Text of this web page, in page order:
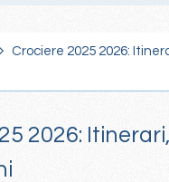
Crociere 2025 2026:
2026: